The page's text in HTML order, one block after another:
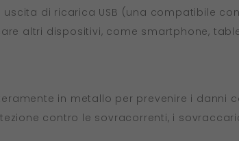
di ricarica USB (una compatibile
altri dispositivi, come smartphone,
in metallo per prevenire i danni
contro le sovracorrenti, i